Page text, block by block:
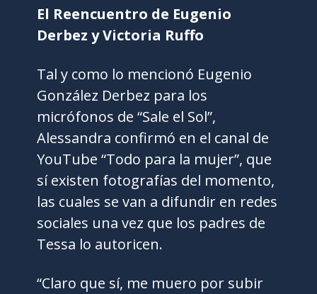
El Reencuentro de Eugenio
Derbez y Victoria Ruffo
Tal y como lo mencionó Eugenio
González Derbez para los
micrófonos de “Sale el Sol”,
Alessandra confirmó en el canal de
YouTube “Todo para la mujer”, que
sí existen fotografías del momento,
las cuales se van a difundir en redes
sociales una vez que los padres de
Tessa lo autoricen.
“Claro que sí, me muero por subir